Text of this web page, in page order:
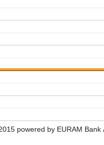
powered by EURAM Bank